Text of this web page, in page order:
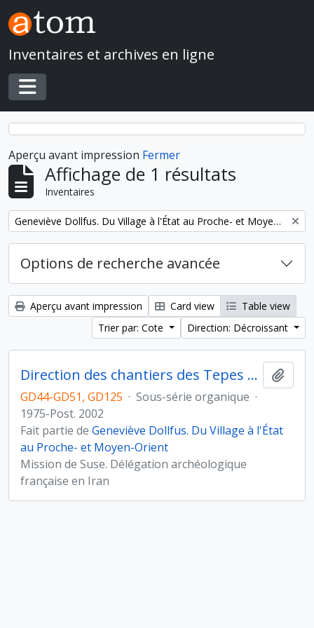
Skip to main content
Inventaires et archives en ligne
Toggle navigation
Aperçu avant impression Fermer
Affichage de 1 résultats
Inventaires
Remove filter: Geneviève Dollfus. Du Village à l'État au Proche- et Moyen-Orient
Options de recherche avancée
Aperçu avant impression Card view
Table view
Trier par: Cote
Direction: Décroissant
Direction des chantiers des Tepes Djaffarabad, Djowi et Bendebal (Iran)
GD44-GD51, GD125 · Sous-série organique ·
1975-Post. 2002
Fait partie de Geneviève Dollfus. Du Village à l'État
au Proche- et Moyen-Orient
Mission de Suse. Délégation archéologique
française en Iran